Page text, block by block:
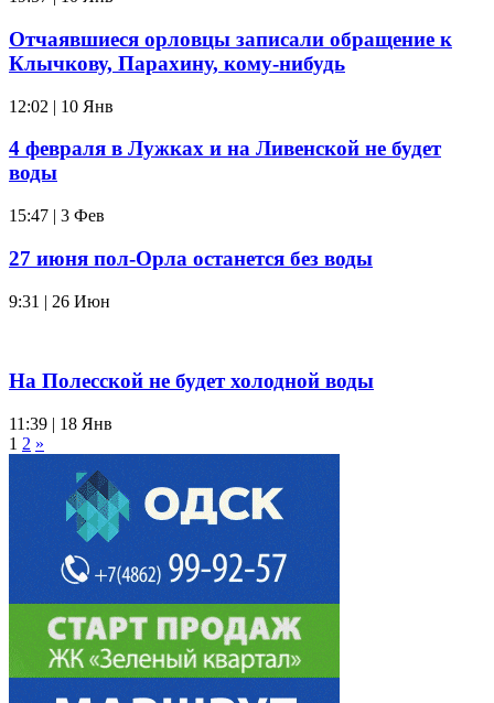
Отчаявшиеся орловцы записали обращение к
Клычкову, Парахину, кому-нибудь
12:02 | 10 Янв
4 февраля в Лужках и на Ливенской не будет
воды
15:47 | 3 Фев
27 июня пол-Орла останется без воды
9:31 | 26 Июн
На Полесской не будет холодной воды
11:39 | 18 Янв
1 2 »